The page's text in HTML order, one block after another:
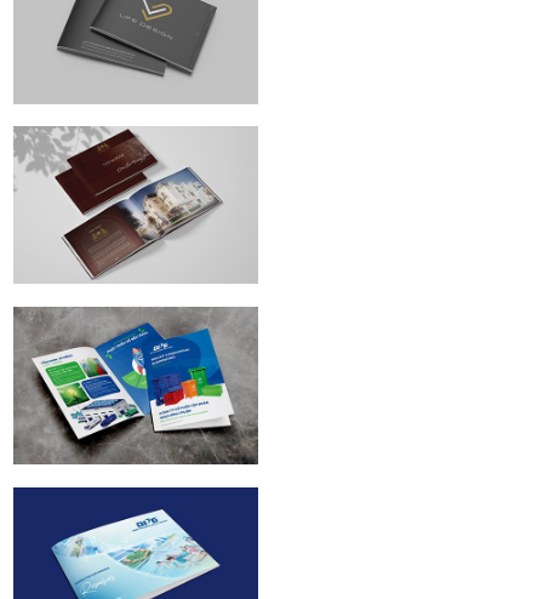
Life Design |
Profile design
Hoàng Phúc |
Catalogue design
Nhựa Bình Thuận
(BPG) | Catalogue
design